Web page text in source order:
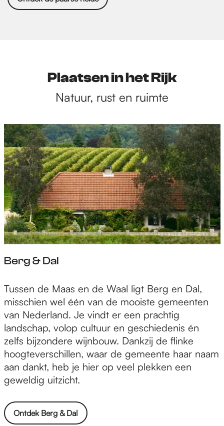
Plaatsen in het Rijk
Natuur, rust en ruimte
Berg & Dal
B
e
r
g
&
D
a
l
Tussen de Maas en de Waal ligt Berg en Dal,
misschien wel één van de mooiste gemeenten
van Nederland. Je vindt er een prachtig
landschap, volop cultuur en geschiedenis én
zelfs bijzondere wijnbouw. Dankzij de flinke
hoogteverschillen, waar de gemeente haar naam
aan dankt, heb je hier op veel plekken een
geweldig uitzicht.
Ontdek Berg & Dal